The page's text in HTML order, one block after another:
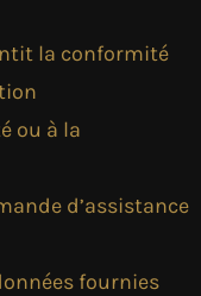
la conformité
ou à la
d’assistance
fournies